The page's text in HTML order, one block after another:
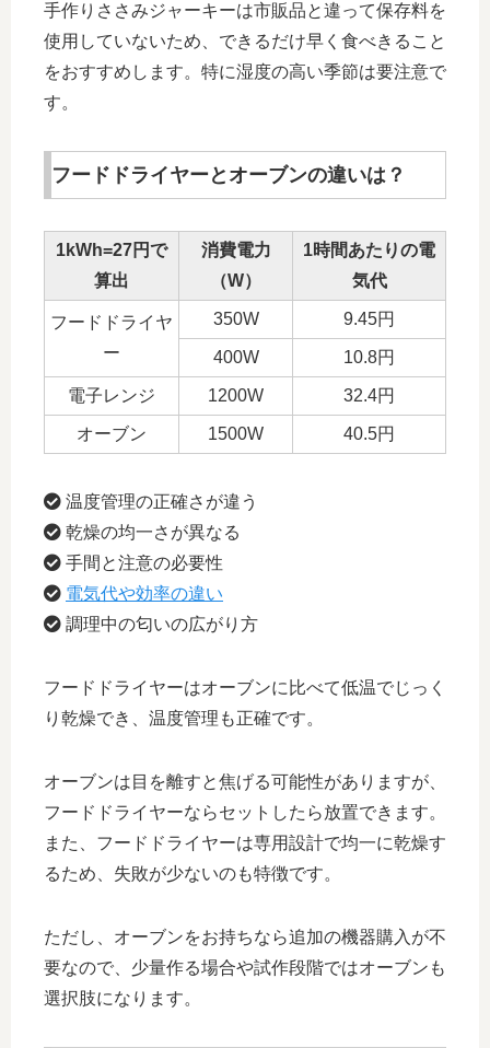
手作りささみジャーキーは市販品と違って保存料を
使用していないため、できるだけ早く食べきること
をおすすめします。特に湿度の高い季節は要注意で
す。
フードドライヤーとオーブンの違いは？
1kWh=27円で
算出
消費電力
（W）
1時間あたりの電
気代
フードドライヤ
ー
350W 9.45円
400W 10.8円
電子レンジ 1200W 32.4円
オーブン 1500W 40.5円
温度管理の正確さが違う
乾燥の均一さが異なる
手間と注意の必要性
電気代や効率の違い
調理中の匂いの広がり方
フードドライヤーはオーブンに比べて低温でじっく
り乾燥でき、温度管理も正確です。
オーブンは目を離すと焦げる可能性がありますが、
フードドライヤーならセットしたら放置できます。
また、フードドライヤーは専用設計で均一に乾燥す
るため、失敗が少ないのも特徴です。
ただし、オーブンをお持ちなら追加の機器購入が不
要なので、少量作る場合や試作段階ではオーブンも
選択肢になります。